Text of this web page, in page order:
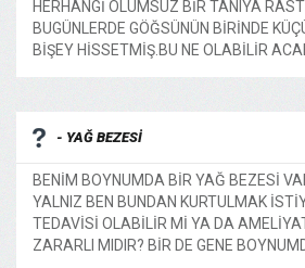
HERHANGİ OLUMSUZ BİR TANIYA
BUGÜNLERDE GÖĞSÜNÜN BİRİNDE
BİŞEY HİSSETMİŞ.BU NE OLABİLİR
- YAĞ BEZESİ
BENİM BOYNUMDA BİR YAĞ BEZESİ
YALNIZ BEN BUNDAN KURTULMAK
TEDAVİSİ OLABİLİR Mİ YA DA
ZARARLI MIDIR? BİR DE GENE